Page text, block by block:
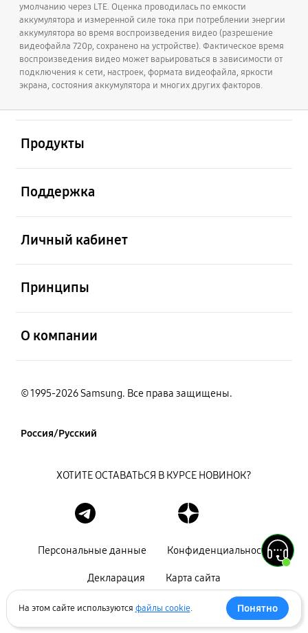
умолчанию через LTE. Оценка проводилась по емкости
аккумулятора и измеренной силе тока при потреблении энергии
аккумулятора во время воспроизведения видео (разрешение
видеофайла 720p, сохранено на устройстве). Фактическое время
воспроизведения видео может варьироваться в зависимости от
подключения к сети, настроек, формата видеофайла, яркости
экрана, состояния аккумулятора и многих других факторов.
Важное
Explore
Продукты
Поддержка
Личный кабинет
Принципы
О компании
© 1995-2026 Samsung. Все права защищены.
Россия/Русский
Персональные данные Конфиденциальность
Декларация Карта сайта
ХОТИТЕ ОСТАВАТЬСЯ В КУРСЕ НОВИНОК?
На этом сайте используются файлы cookie. Понятно